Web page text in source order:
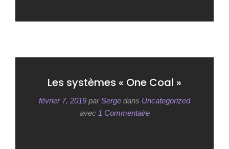
Les systèmes « One Coal »
février 7, 2019 parSerge dans Uncategorized
avec 1 Commentaire